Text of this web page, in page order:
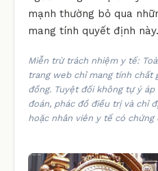
mạnh thường bỏ qua
mang tính quyết định này.
Miễn trừ trách nhiệm y tế:
trang web chỉ mang tính chất
đồng. Tuyệt đối không tự ý
đoán, phác đồ điều trị và chỉ
hoặc nhân viên y tế có chứng